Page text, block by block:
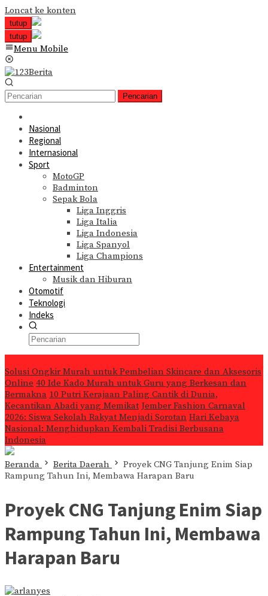
Loncat ke konten
tutup
tutup
Menu Mobile
Pencarian
Nasional
Regional
Internasional
Sport
MotoGP
Badminton
Sepak Bola
Liga Inggris
Liga Italia
Liga Indonesia
Liga Spanyol
Liga Champions
Entertainment
Musik dan Hiburan
Otomotif
Teknologi
Indeks
Solusi Ongkir Murah untuk Pembelian Skincare dan Aksesoris
Online 40 Ide Kado Murah untuk Guru yang Berkesan dan
Bermakna 10 Putri Kerajaan Paling Cantik di Dunia,
Kecantikan Abadi yang Memikat Jember Fashion Carnaval
2026: Siswa Sekolah Rakyat Menjadi Sorotan Hari Kebaya
Nasional: Menghidupkan Kembali Tradisi Berbusana
Indonesia
Beranda Berita Daerah
Proyek CNG Tanjung Enim Siap
Rampung Tahun Ini, Membawa Harapan Baru
Proyek CNG Tanjung Enim Siap
Rampung Tahun Ini, Membawa
Harapan Baru